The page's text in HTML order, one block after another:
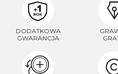
DODATKOWA
GWARANCJA